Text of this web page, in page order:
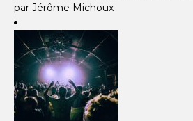
par Jérôme Michoux